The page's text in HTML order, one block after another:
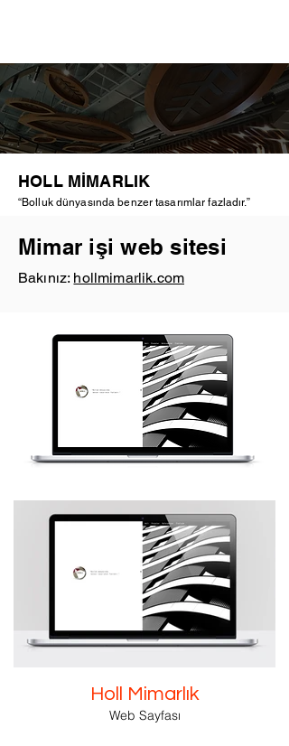
HOLL MİMARLIK
“Bolluk dünyasında benzer tasarımlar fazladır.”
Mimar işi web sitesi
Bakınız: hollmimarlik.com
Holl Mimarlık
Web Sayfası